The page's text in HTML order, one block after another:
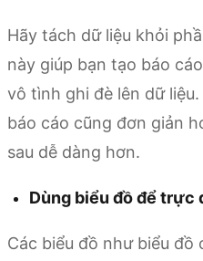
Hãy tách dữ liệu khỏi
này giúp bạn tạo báo
vô tình ghi đè lên dữ
báo cáo cũng đơn giản
sau dễ dàng hơn.
Dùng biểu đồ để trực
Các biểu đồ như biểu đồ